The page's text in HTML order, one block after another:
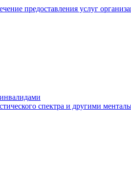
предоставления услуг
спектра и другими